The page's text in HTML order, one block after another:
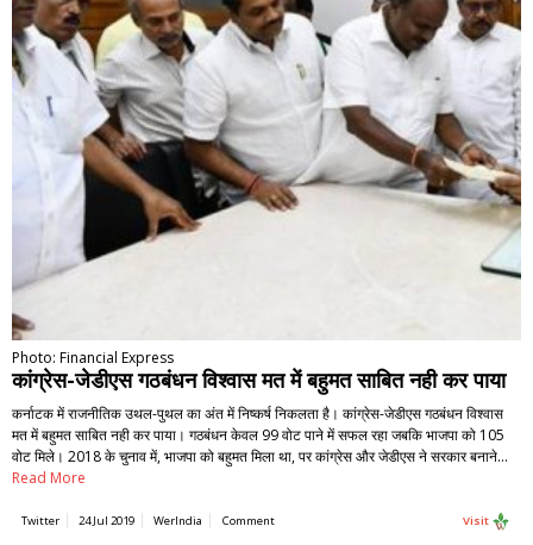
Photo: Financial Express
कांग्रेस-जेडीएस गठबंधन विश्वास मत में बहुमत साबित नही कर पाया
कर्नाटक में राजनीतिक उथल-पुथल का अंत में निष्कर्ष निकलता है। कांग्रेस-जेडीएस गठबंधन विश्वास
मत में बहुमत साबित नही कर पाया। गठबंधन केवल 99 वोट पाने में सफल रहा जबकि भाजपा को 105
वोट मिले। 2018 के चुनाव में, भाजपा को बहुमत मिला था, पर कांग्रेस और जेडीएस ने सरकार बनाने…
Read More
Twitter 24 Jul 2019 WerIndia Comment Visit